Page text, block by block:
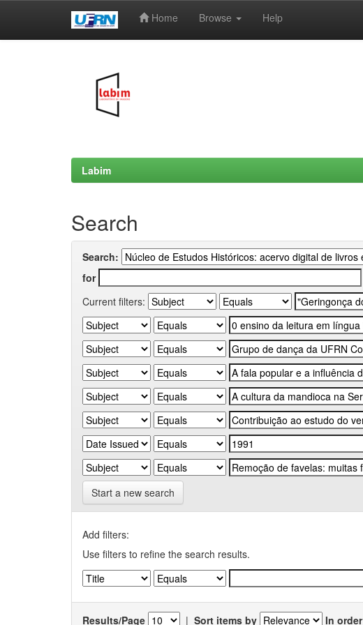
Home Browse Help
Labim
Search
Search:
for
Current filters:
Start a new search
Add filters:
Use filters to refine the search results.
Results/Page | Sort items by In order